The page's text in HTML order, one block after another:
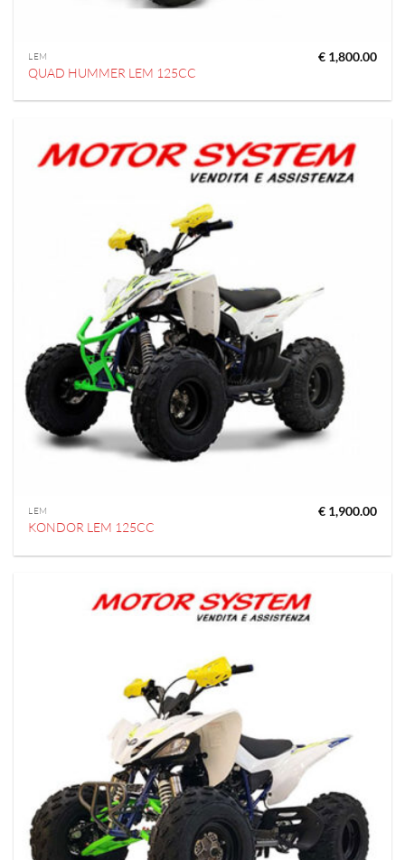
LEM
QUAD HUMMER LEM 125CC
€1,800.00
LEM
KONDOR LEM 125CC
€1,900.00